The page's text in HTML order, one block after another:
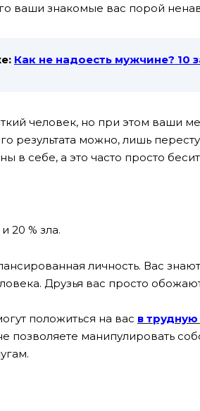
ваши знакомые вас порой
Как не надоесть мужчине?
человек, но при этом ваши
результата можно, лишь
в себе, а это часто просто
20 % зла.
личность. Вас
Друзья вас просто
положиться на вас в
позволяете манипулировать